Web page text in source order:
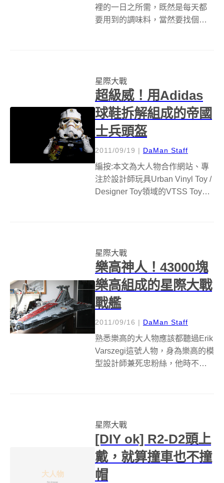
裡的一日之所需，既然是每天都
要用到的調味料，當然要找個討
說到星際大戰裡頭最討喜的角
色，莫...
星際大戰
超級威！用Adidas
球鞋拆解組成的帝國
士兵頭盔
2011/09/19 | DaMan Staff
編按:本文為大人物合作網站、專
注於設計師玩具Urban Vinyl Toy /
Designer Toy領域的VTSS Toys提
星際大戰
樂高神人！43000塊
樂高組成的星際大戰
戰艦
2011/09/16 | DaMan Staff
熟悉樂高的大人物應該都聽過Erik
Varszegi這號人物，身為樂高的模
型設計師兼死忠粉絲，他時不時
星際大戰
[DIY ok] R2-D2頭上
戴，就算撞車也不撞
帽